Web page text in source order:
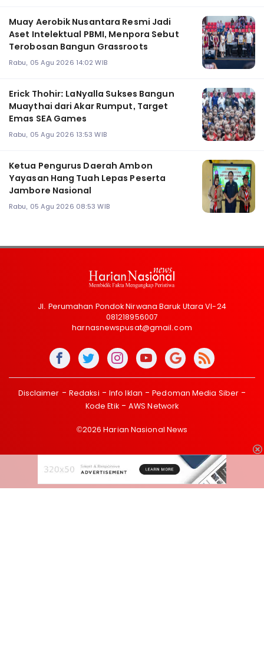
Muay Aerobik Nusantara Resmi Jadi
Aset Intelektual PBMI, Menpora Sebut
Terobosan Bangun Grassroots
Rabu, 05 Agu 2026 14:02 WIB
Erick Thohir: LaNyalla Sukses Bangun
Muaythai dari Akar Rumput, Target
Emas SEA Games
Rabu, 05 Agu 2026 13:53 WIB
Ketua Pengurus Daerah Ambon
Yayasan Hang Tuah Lepas Peserta
Jambore Nasional
Rabu, 05 Agu 2026 08:53 WIB
Jl. Perumahan Pondok Nirwana Baruk Utara VI-24
081218956007
harnasnewspusat@gmail.com
Disclaimer Redaksi Info Iklan
Pedoman Media Siber
Kode Etik
AWS Network
©2026 Harian Nasional News